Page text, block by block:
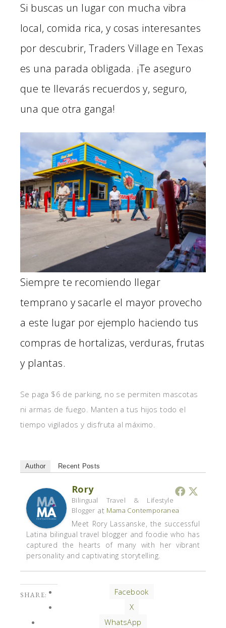
Si buscas un lugar con mucha vibra
local, comida rica, y cosas interesantes
por descubrir, Traders Village en Texas
es una parada obligada. ¡Te aseguro
que te llevarás recuerdos y, seguro,
una que otra ganga!
Siempre te recomiendo llegar
temprano y sacarle el mayor provecho
a este lugar por ejemplo haciendo tus
compras de hortalizas, verduras, frutas
y plantas.
Se paga $6 de parking, no se permiten mascotas
ni armas de fuego. Manten a tus hijos todo el
tiempo vigilados y disfruta al máximo.
Author Recent Posts
Rory
Bilingual Travel & Lifestyle
Blogger at Mama Contemporanea
Meet Rory Lassanske, the successful
Latina bilingual travel blogger and foodie who has
captured the hearts of many with her vibrant
personality and captivating storytelling.
SHARE:
Facebook
X
WhatsApp